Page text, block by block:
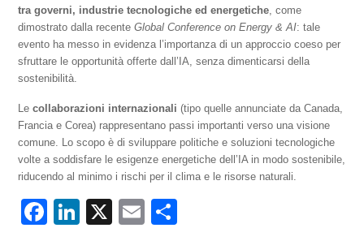
tra governi, industrie tecnologiche ed energetiche , come
dimostrato dalla recenteGlobal Conference on Energy & AI: tale
evento ha messo in evidenza l’importanza di un approccio coeso per
sfruttare le opportunità offerte dall’IA, senza dimenticarsi della
sostenibilità.
Lecollaborazioni internazionali (tipo quelle annunciate da Canada,
Francia e Corea) rappresentano passi importanti verso una visione
comune. Lo scopo è di sviluppare politiche e soluzioni tecnologiche
volte a soddisfare le esigenze energetiche dell’IA in modo sostenibile,
riducendo al minimo i rischi per il clima e le risorse naturali.
F
Li
X
E